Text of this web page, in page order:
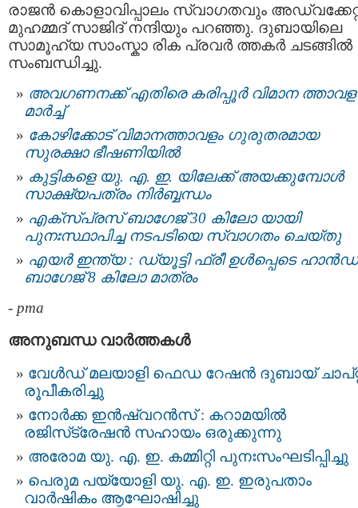
രാജൻ കൊളാവിപ്പാലം സ്വാഗതവും
മുഹമ്മദ് സാജിദ് നന്ദിയും പറഞ്ഞു. ദുബായിലെ
സാമൂഹ്യ സാംസ്കാ രിക പ്രവര്‍ ത്തകര്‍ ചടങ്ങില്‍
സംബന്ധിച്ചു.
അവഗണനക്ക് എതിരെ കരിപ്പൂര്‍ വിമാന ത്താവള
മാര്‍ച്ച്
കോഴിക്കോട്‌ വിമാനത്താവളം ഗുരുതരമായ
സുരക്ഷാ ഭീഷണിയില്‍
കുട്ടികളെ യു. എ. ഇ. യിലേക്ക് അയക്കുമ്പോള്‍
സാക്ഷ്യപത്രം നിർബ്ബന്ധം
എക്‌സ്പ്രസ് ബാഗേജ് 30 കിലോ യായി
പുനഃസ്ഥാപിച്ച നടപടിയെ സ്വാഗതം ചെയ്തു
എയർ ഇന്ത്യ : ഡ്യൂട്ടി ഫ്രീ ഉൾപ്പെടെ ഹാൻഡ്
ബാഗേജ് 8 കിലോ മാത്രം
- pma
അനുബന്ധ വാര്‍ത്തകള്‍
വേള്‍ഡ് മലയാളി ഫെഡ റേഷന്‍ ദുബായ്
രൂപീകരിച്ചു
നോർക്ക ഇൻഷ്വറൻസ് : കറാമയിൽ
രജിസ്‌ട്രേഷൻ സഹായം ഒരുക്കുന്നു
അരോമ യു. എ. ഇ. കമ്മിറ്റി പുനഃസംഘടിപ്പിച്ചു
പെരുമ പയ്യോളി യു. എ. ഇ. ഇരുപതാം
വാർഷികം ആഘോഷിച്ചു